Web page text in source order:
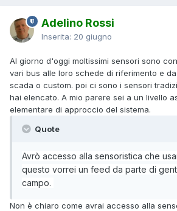
Adelino Rossi
Inserita: 20 giugno
Al giorno d'oggi moltissimi sensori sono
vari bus alle loro schede di riferimento e
scada o custom. poi ci sono i sensori
hai elencato. A mio parere sei a un livello
elementare di approccio del sistema.
Quote
Avrò accesso alla sensoristica che
questo vorrei un feed da parte di
campo.
Non è chiaro come avrai accesso alla